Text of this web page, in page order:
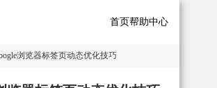
首页帮助中心
浏览器标签页动态优化技巧